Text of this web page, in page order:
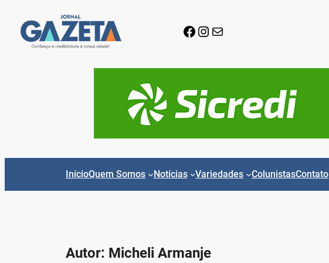
para
Facebook
Instagram
E-mail
InícioQuem Somos Notícias Variedades ColunistasContato
Autor: Micheli Armanje